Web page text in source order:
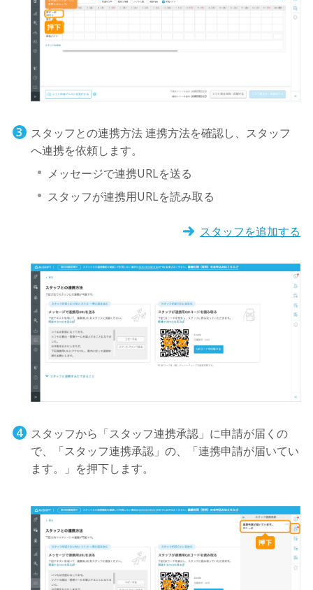
スタッフとの連携方法 連携方法を確認し、スタッフ
へ連携を依頼します。
メッセージで連携URLを送る
スタッフが連携用URLを読み取る
スタッフを追加する
スタッフから「スタッフ連携承認」に申請が届くの
で、「スタッフ連携承認」の、「連携申請が届いてい
ます。」を押下します。